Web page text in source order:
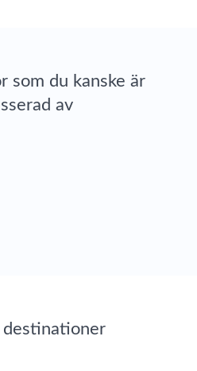
som du kanske är
av
destinationer